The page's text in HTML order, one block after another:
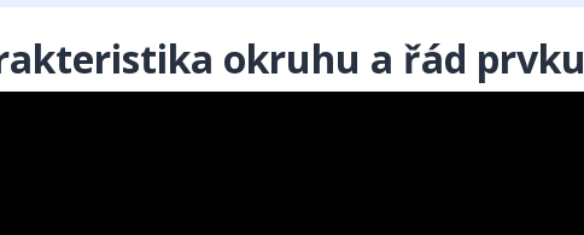
okruhu a řád prvku